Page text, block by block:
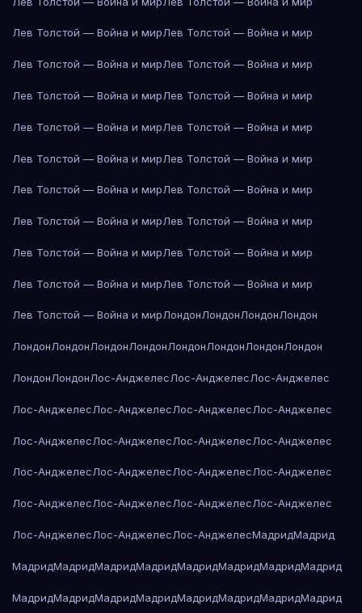
Лев Толстой — Война и мирЛев Толстой — Война и мир
Лев Толстой — Война и мирЛев Толстой — Война и мир
Лев Толстой — Война и мирЛев Толстой — Война и мир
Лев Толстой — Война и мирЛев Толстой — Война и мир
Лев Толстой — Война и мирЛев Толстой — Война и мир
Лев Толстой — Война и мирЛев Толстой — Война и мир
Лев Толстой — Война и мирЛев Толстой — Война и мир
Лев Толстой — Война и мирЛев Толстой — Война и мир
Лев Толстой — Война и мирЛев Толстой — Война и мир
Лев Толстой — Война и мирЛондонЛондонЛондонЛондон
ЛондонЛондонЛондонЛондонЛондонЛондонЛондонЛондон
ЛондонЛондонЛос-АнджелесЛос-АнджелесЛос-Анджелес
Лос-АнджелесЛос-АнджелесЛос-АнджелесЛос-Анджелес
Лос-АнджелесЛос-АнджелесЛос-АнджелесЛос-Анджелес
Лос-АнджелесЛос-АнджелесЛос-АнджелесЛос-Анджелес
Лос-АнджелесЛос-АнджелесЛос-АнджелесЛос-Анджелес
Лос-АнджелесЛос-АнджелесЛос-АнджелесМадридМадрид
МадридМадридМадридМадридМадридМадридМадридМадрид
МадридМадридМадридМадридМадридМадридМадридМадрид